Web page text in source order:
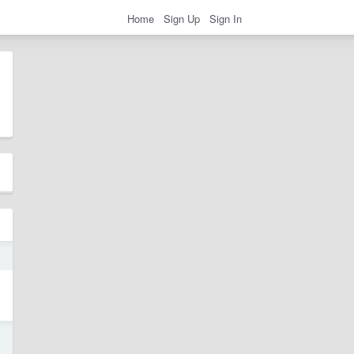
Home Sign Up Sign In